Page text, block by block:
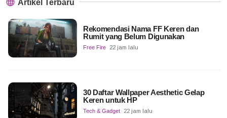
Artikel Terbaru
Rekomendasi Nama FF Keren dan
Rumit yang Belum Digunakan
Free Fire 22 jam lalu
30 Daftar Wallpaper Aesthetic Gelap
Keren untuk HP
Tech & Gadget 22 jam lalu